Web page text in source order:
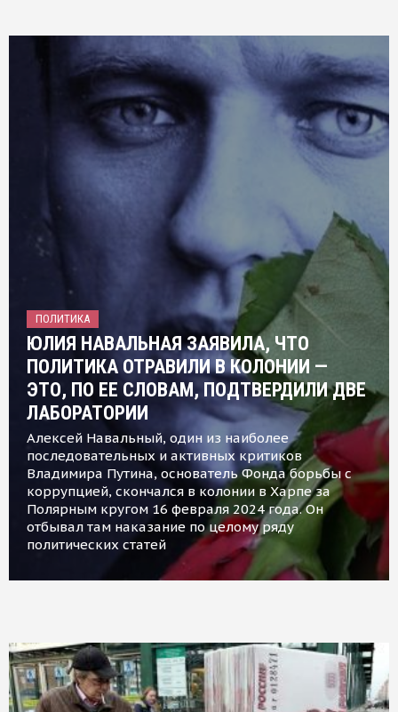
ПОЛИТИКА
ЮЛИЯ НАВАЛЬНАЯ ЗАЯВИЛА, ЧТО
ПОЛИТИКА ОТРАВИЛИ В КОЛОНИИ —
ЭТО, ПО ЕЕ СЛОВАМ, ПОДТВЕРДИЛИ ДВЕ
ЛАБОРАТОРИИ
Алексей Навальный, один из наиболее
последовательных и активных критиков
Владимира Путина, основатель Фонда борьбы с
коррупцией, скончался в колонии в Харпе за
Полярным кругом 16 февраля 2024 года. Он
отбывал там наказание по целому ряду
политических статей